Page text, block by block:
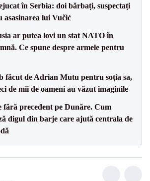
în Serbia: doi bărbați, suspectați
asasinarea lui Vučić
ar putea lovi un stat NATO în
Ce spune despre armele pentru
făcut de Adrian Mutu pentru soția sa,
de mii de oameni au văzut imaginile
fără precedent pe Dunăre. Cum
digul din barje care ajută centrala de